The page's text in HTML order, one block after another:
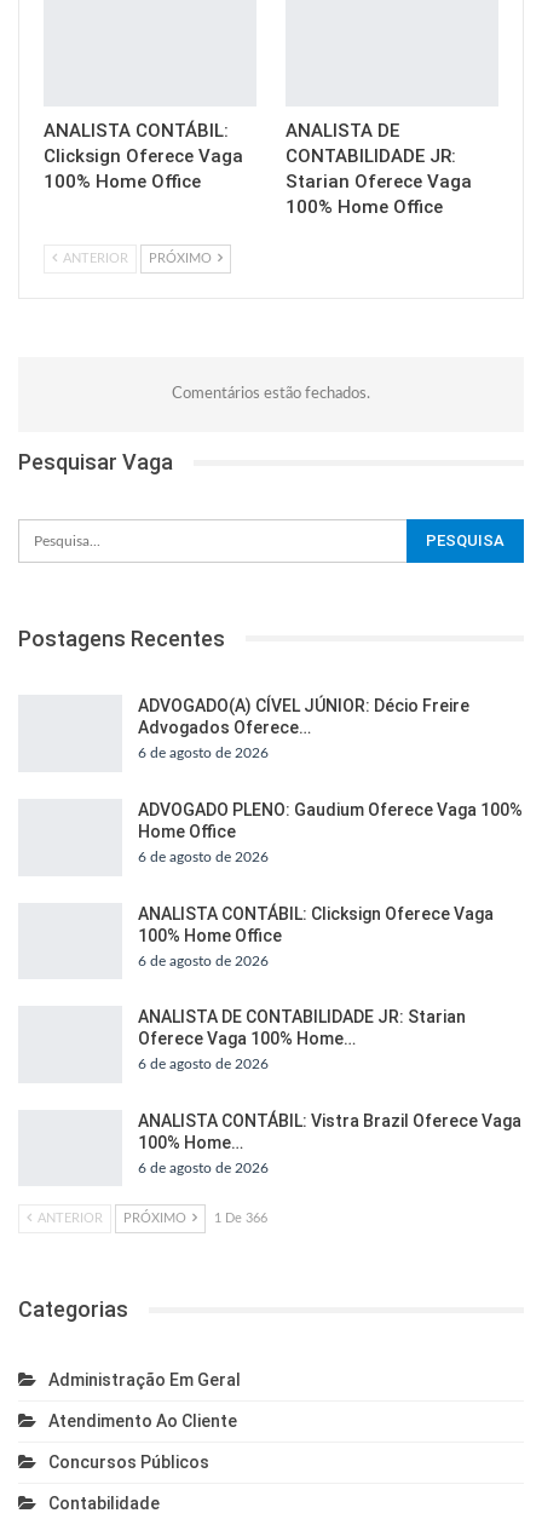
ANALISTA CONTÁBIL:
Clicksign Oferece Vaga
100% Home Office
ANALISTA DE
CONTABILIDADE JR:
Starian Oferece Vaga
100% Home Office
ANTERIOR PRÓXIMO
Comentários estão fechados.
Pesquisar Vaga
Postagens Recentes
ADVOGADO(A) CÍVEL JÚNIOR: Décio Freire
Advogados Oferece…
6 de agosto de 2026
ADVOGADO PLENO: Gaudium Oferece Vaga 100%
Home Office
6 de agosto de 2026
ANALISTA CONTÁBIL: Clicksign Oferece Vaga
100% Home Office
6 de agosto de 2026
ANALISTA DE CONTABILIDADE JR: Starian
Oferece Vaga 100% Home…
6 de agosto de 2026
ANALISTA CONTÁBIL: Vistra Brazil Oferece Vaga
100% Home…
6 de agosto de 2026
ANTERIOR PRÓXIMO 1 De 366
Categorias
Administração Em Geral
Atendimento Ao Cliente
Concursos Públicos
Contabilidade